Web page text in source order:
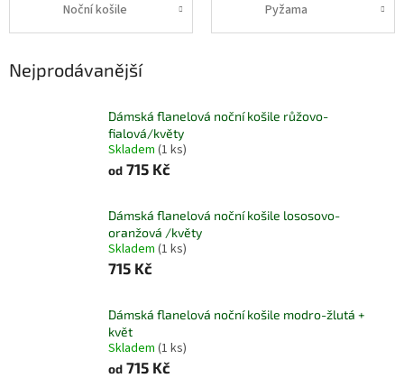
Noční košile Pyžama
Nejprodávanější
Dámská flanelová noční košile růžovo-
fialová/květy
Skladem (1 ks)
od 715 Kč
Dámská flanelová noční košile lososovo-
oranžová /květy
Skladem (1 ks)
715 Kč
Dámská flanelová noční košile modro-žlutá +
květ
Skladem (1 ks)
od 715 Kč